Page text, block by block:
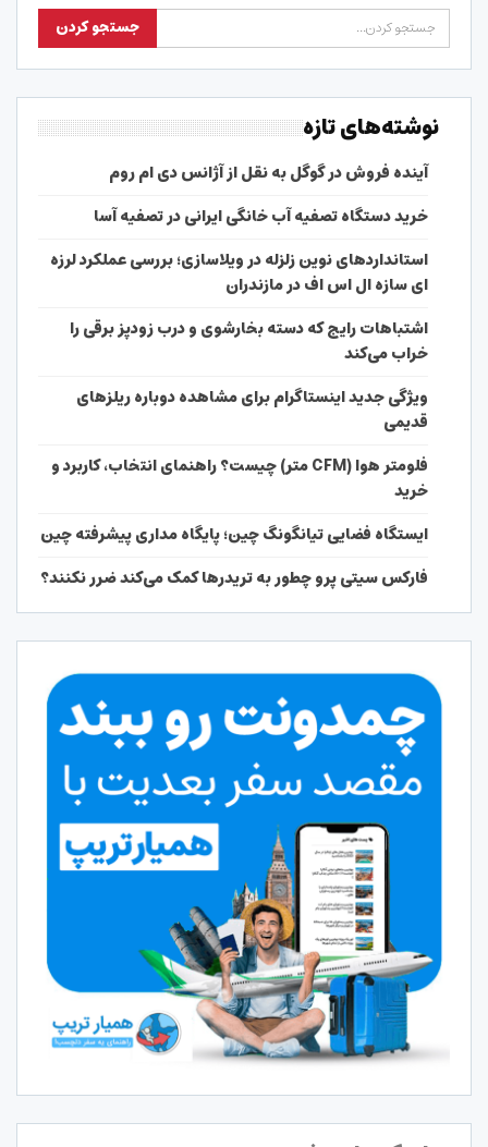
نوشته‌های تازه
آینده فروش در گوگل به نقل از آژانس دی ام روم
خرید دستگاه تصفیه آب خانگی ایرانی در تصفیه آسا
استانداردهای نوین زلزله در ویلاسازی؛ بررسی عملکرد لرزه
ای سازه ال اس اف در مازندران
اشتباهات رایج که دسته بخارشوی و درب زودپز برقی را
خراب می‌کند
ویژگی جدید اینستاگرام برای مشاهده دوباره ریلزهای
قدیمی
فلومتر هوا (CFM متر) چیست؟ راهنمای انتخاب، کاربرد و
خرید
ایستگاه فضایی تیانگونگ چین؛ پایگاه مداری پیشرفته چین
فارکس سیتی پرو چطور به تریدرها کمک می‌کند ضرر نکنند؟